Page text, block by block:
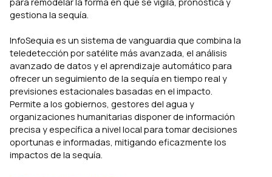
gestiona la sequía.
InfoSequia es un sistema de vanguardia que combina la
teledetección por satélite más avanzada, el análisis
avanzado de datos y el aprendizaje automático para
ofrecer un seguimiento de la sequía en tiempo real y
previsiones estacionales basadas en el impacto.
Permite a los gobiernos, gestores del agua y
organizaciones humanitarias disponer de información
precisa y específica a nivel local para tomar decisiones
oportunas e informadas, mitigando eficazmente los
impactos de la sequía.